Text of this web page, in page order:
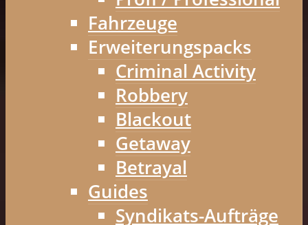
Fahrzeuge
Erweiterungspacks
Criminal Activity
Robbery
Blackout
Getaway
Betrayal
Guides
Syndikats-Aufträge